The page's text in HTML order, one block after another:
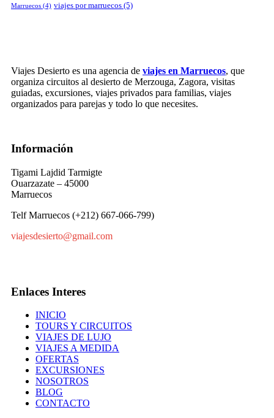
Marruecos (4) viajes por marruecos (5)
Viajes Desierto es una agencia de viajes en Marruecos, que
organiza circuitos al desierto de Merzouga, Zagora, visitas
guiadas, excursiones, viajes privados para familias, viajes
organizados para parejas y todo lo que necesites.
Información
Tigami Lajdid Tarmigte
Ouarzazate – 45000
Marruecos
Telf Marruecos (+212) 667-066-799)
viajesdesierto@gmail.com
Enlaces Interes
INICIO
TOURS Y CIRCUITOS
VIAJES DE LUJO
VIAJES A MEDIDA
OFERTAS
EXCURSIONES
NOSOTROS
BLOG
CONTACTO